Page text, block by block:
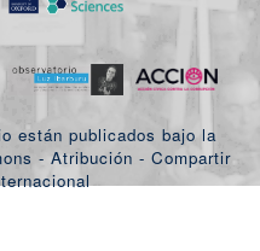
están publicados bajo la
- Atribución - Compartir